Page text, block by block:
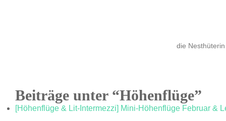
die Nesthüterin
Beiträge unter “Höhenflüge”
[Höhenflüge & Lit-Intermezzi] Mini-Höhenflüge Februar &